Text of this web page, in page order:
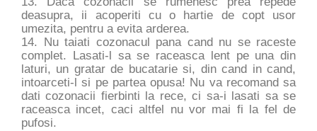
deasupra, ii acoperiti cu o hartie de copt usor
umezita, pentru a evita arderea.
14. Nu taiati cozonacul pana cand nu se raceste
complet. Lasati-l sa se raceasca lent pe una din
laturi, un gratar de bucatarie si, din cand in cand,
intoarceti-l si pe partea opusa! Nu va recomand sa
dati cozonacii fierbinti la rece, ci sa-i lasati sa se
raceasca incet, caci altfel nu vor mai fi la fel de
pufosi.